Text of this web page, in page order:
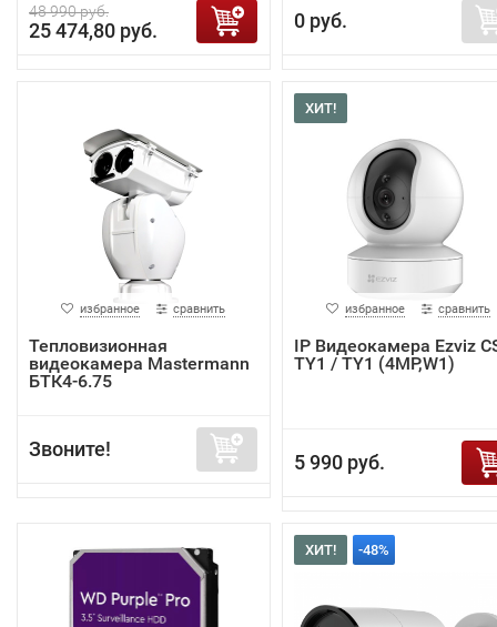
48 990 руб.
25 474,80 руб. 0 руб.
избранное сравнить
Тепловизионная
видеокамера Mastermann
БТК4-6.75
Звоните!
ХИТ!
избранное сравнить
IP Видеокамера Ezviz
TY1 / TY1 (4MP,W1)
5 990 руб.
ХИТ! -48%